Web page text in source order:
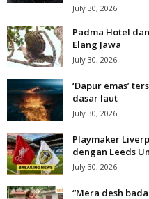
July 30, 2026
Padma Hotel
Elang Jawa
July 30, 2026
‘Dapur emas’
dasar laut
July 30, 2026
Playmaker
dengan Leeds
July 30, 2026
“Mera desh